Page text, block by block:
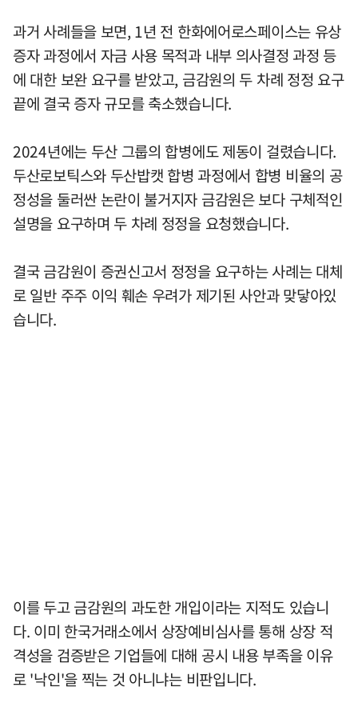
과거 사례들을 보면, 1년 전 한화에어로스페이스는 유상
증자 과정에서 자금 사용 목적과 내부 의사결정 과정 등
에 대한 보완 요구를 받았고, 금감원의 두 차례 정정 요구
끝에 결국 증자 규모를 축소했습니다.
2024년에는 두산 그룹의 합병에도 제동이 걸렸습니다.
두산로보틱스와 두산밥캣 합병 과정에서 합병 비율의 공
정성을 둘러싼 논란이 불거지자 금감원은 보다 구체적인
설명을 요구하며 두 차례 정정을 요청했습니다.
결국 금감원이 증권신고서 정정을 요구하는 사례는 대체
로 일반 주주 이익 훼손 우려가 제기된 사안과 맞닿아있
습니다.
이를 두고 금감원의 과도한 개입이라는 지적도 있습니
다. 이미 한국거래소에서 상장예비심사를 통해 상장 적
격성을 검증받은 기업들에 대해 공시 내용 부족을 이유
로 '낙인'을 찍는 것 아니냐는 비판입니다.